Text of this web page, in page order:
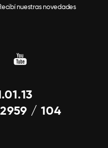
nuestras novedades
/ 104